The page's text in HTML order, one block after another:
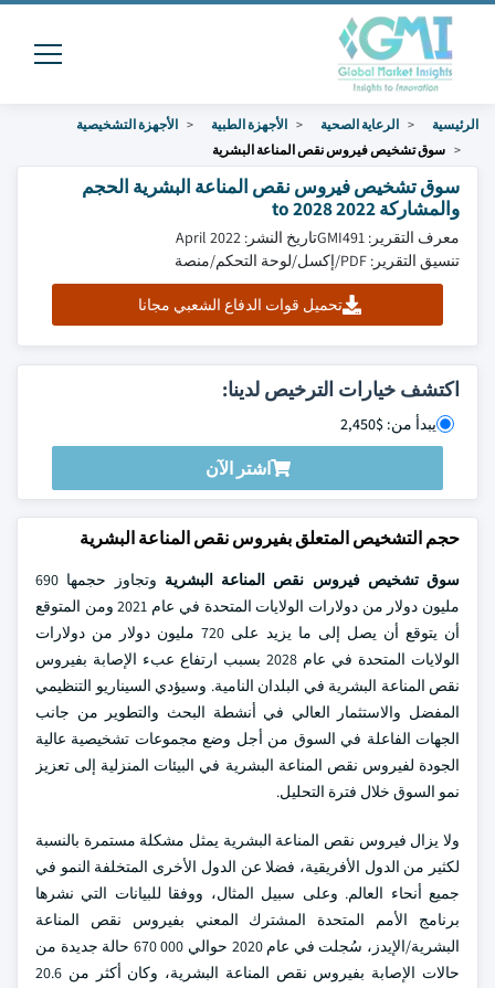
الرئيسية الرعاية الصحية الأجهزة الطبية
الأجهزة التشخيصية
سوق تشخيص فيروس نقص المناعة البشرية
سوق تشخيص فيروس نقص المناعة البشرية الحجم
والمشاركة 2022 to 2028
معرف التقرير: GMI491
تاريخ النشر: April 2022
تنسيق التقرير: PDF/إكسل/لوحة التحكم/منصة
تحميل قوات الدفاع الشعبي مجانا
اكتشف خيارات الترخيص لدينا:
يبدأ من: $2,450
اشتر الآن
حجم التشخيص المتعلق بفيروس نقص المناعة البشرية
سوق تشخيص فيروس نقص المناعة البشرية
وتجاوز حجمها 690
مليون دولار من دولارات الولايات المتحدة في عام 2021 ومن المتوقع
أن يتوقع أن يصل إلى ما يزيد على 720 مليون دولار من دولارات
الولايات المتحدة في عام 2028 بسبب ارتفاع عبء الإصابة بفيروس
نقص المناعة البشرية في البلدان النامية. وسيؤدي السيناريو التنظيمي
المفضل والاستثمار العالي في أنشطة البحث والتطوير من جانب
الجهات الفاعلة في السوق من أجل وضع مجموعات تشخيصية عالية
الجودة لفيروس نقص المناعة البشرية في البيئات المنزلية إلى تعزيز
نمو السوق خلال فترة التحليل.
ولا يزال فيروس نقص المناعة البشرية يمثل مشكلة مستمرة بالنسبة
لكثير من الدول الأفريقية، فضلا عن الدول الأخرى المتخلفة النمو في
جميع أنحاء العالم. وعلى سبيل المثال، ووفقا للبيانات التي نشرها
برنامج الأمم المتحدة المشترك المعني بفيروس نقص المناعة
البشرية/الإيدز، سُجلت في عام 2020 حوالي 000 670 حالة جديدة من
حالات الإصابة بفيروس نقص المناعة البشرية، وكان أكثر من 20.6